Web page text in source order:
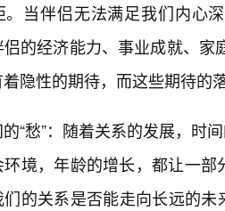
。当伴侣无法满足我们内心
的经济能力、事业成就、
隐性的期待，而这些期待的
“愁”：随着关系的发展，时
境，年龄的增长，都让一
的关系是否能走向长远的